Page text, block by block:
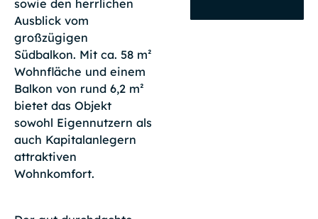
sowie den herrlichen
Ausblick vom
großzügigen
Südbalkon. Mit ca. 58 m²
Wohnfläche und einem
Balkon von rund 6,2 m²
bietet das Objekt
sowohl Eigennutzern als
auch Kapitalanlegern
attraktiven
Wohnkomfort.